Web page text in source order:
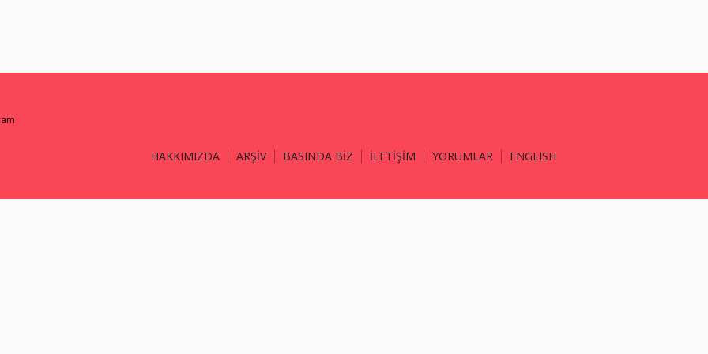
HAKKIMIZDA ARŞİV BASINDA BİZ İLETİŞİM YORUMLAR ENGLISH